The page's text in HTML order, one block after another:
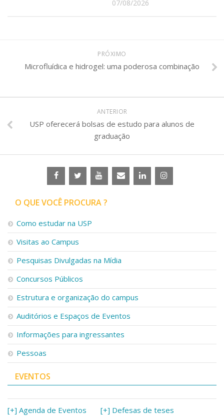
07/08/2026
PRÓXIMO
Microfluídica e hidrogel: uma poderosa combinação
ANTERIOR
USP oferecerá bolsas de estudo para alunos de
graduação
O QUE VOCÊ PROCURA ?
Como estudar na USP
Visitas ao Campus
Pesquisas Divulgadas na Mídia
Concursos Públicos
Estrutura e organização do campus
Auditórios e Espaços de Eventos
Informações para ingressantes
Pessoas
EVENTOS
[+] Agenda de Eventos [+] Defesas de teses